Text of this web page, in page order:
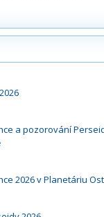
a pozorování
2026 v Planetáriu